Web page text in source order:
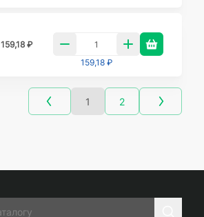
159,18 ₽
159,18 ₽
1 2